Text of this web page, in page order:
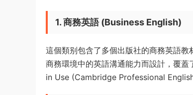
1. 商務英語 (Business English)
這個類别包含了多個出版社的商務英語
商務環境中的英語溝通能力而設計，覆
in Use (Cambridge Professional